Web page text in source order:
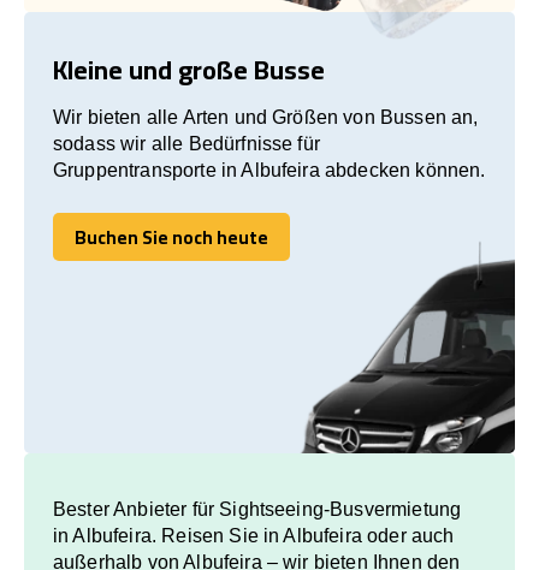
Kleine und große Busse
Wir bieten alle Arten und Größen von Bussen an,
sodass wir alle Bedürfnisse für
Gruppentransporte in Albufeira abdecken können.
Buchen Sie noch heute
Buchen Sie noch heute
Bester Anbieter für Sightseeing-Busvermietung
in Albufeira. Reisen Sie in Albufeira oder auch
außerhalb von Albufeira – wir bieten Ihnen den